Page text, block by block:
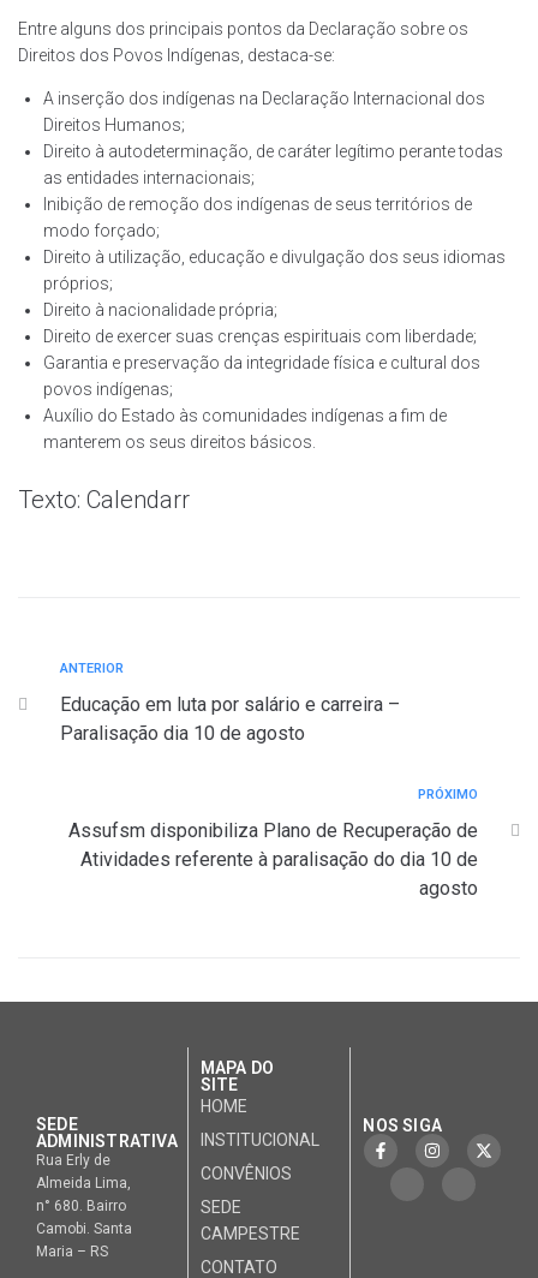
Entre alguns dos principais pontos da Declaração sobre os
Direitos dos Povos Indígenas, destaca-se:
A inserção dos indígenas na Declaração Internacional dos
Direitos Humanos;
Direito à autodeterminação, de caráter legítimo perante todas
as entidades internacionais;
Inibição de remoção dos indígenas de seus territórios de
modo forçado;
Direito à utilização, educação e divulgação dos seus idiomas
próprios;
Direito à nacionalidade própria;
Direito de exercer suas crenças espirituais com liberdade;
Garantia e preservação da integridade física e cultural dos
povos indígenas;
Auxílio do Estado às comunidades indígenas a fim de
manterem os seus direitos básicos.
Texto: Calendarr
ANTERIOR
Educação em luta por salário e carreira –
Paralisação dia 10 de agosto
PRÓXIMO
Assufsm disponibiliza Plano de Recuperação de
Atividades referente à paralisação do dia 10 de
agosto
SEDE
ADMINISTRATIVA
Rua Erly de
Almeida Lima,
n° 680. Bairro
Camobi. Santa
Maria – RS
MAPA DO
SITE
HOME
INSTITUCIONAL
CONVÊNIOS
SEDE
CAMPESTRE
CONTATO
NOS SIGA